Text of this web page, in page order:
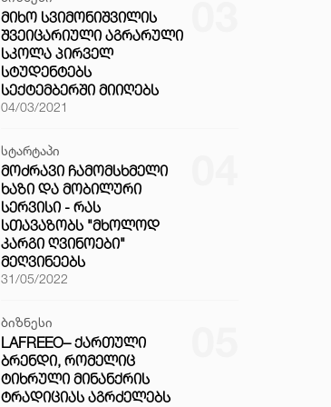
ᲛᲘᲮᲝ ᲡᲕᲘᲛᲝᲜᲘᲨᲕᲘᲚᲘᲡ
ᲨᲕᲔᲘᲪᲐᲠᲘᲣᲚᲘ ᲐᲒᲠᲐᲠᲣᲚᲘ
ᲡᲙᲝᲚᲐ ᲞᲘᲠᲕᲔᲚ
ᲡᲢᲣᲓᲔᲜᲢᲔᲑᲡ
ᲡᲔᲥᲢᲔᲛᲑᲔᲠᲨᲘ ᲛᲘᲘᲦᲔᲑᲡ
04/03/2021
სტარტაპი
ᲛᲝᲫᲠᲐᲕᲘ ᲩᲐᲛᲝᲛᲡᲮᲛᲔᲚᲘ
ᲮᲐᲖᲘ ᲓᲐ ᲛᲝᲑᲘᲚᲣᲠᲘ
ᲡᲔᲠᲕᲘᲡᲘ - ᲠᲐᲡ
ᲡᲗᲐᲕᲐᲖᲝᲑᲡ "ᲛᲮᲝᲚᲝᲓ
ᲙᲐᲠᲒᲘ ᲦᲕᲘᲜᲝᲔᲑᲘ"
ᲛᲔᲦᲕᲘᲜᲔᲔᲑᲡ
31/05/2022
ბიზნესი
LAFREEO– ᲥᲐᲠᲗᲣᲚᲘ
ᲑᲠᲔᲜᲓᲘ, ᲠᲝᲛᲔᲚᲘᲪ
ᲢᲘᲮᲠᲣᲚᲘ ᲛᲘᲜᲐᲜᲥᲠᲘᲡ
ᲢᲠᲐᲓᲘᲪᲘᲐᲡ ᲐᲒᲠᲫᲔᲚᲔᲑᲡ